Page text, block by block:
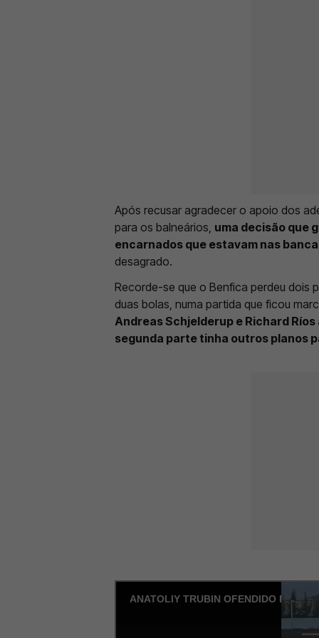
Após recusar agradecer o apoio dos
para os balneários, uma decisão que
encarnados que estavam nas
desagrado.
Recorde-se que o Benfica perdeu dois
duas bolas, numa partida que ficou
Andreas Schjelderup e Richard
segunda parte tinha outros planos